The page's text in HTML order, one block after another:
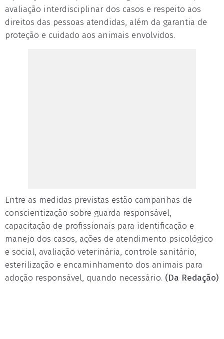
avaliação interdisciplinar dos casos e respeito aos
direitos das pessoas atendidas, além da garantia de
proteção e cuidado aos animais envolvidos.
Entre as medidas previstas estão campanhas de
conscientização sobre guarda responsável,
capacitação de profissionais para identificação e
manejo dos casos, ações de atendimento psicológico
e social, avaliação veterinária, controle sanitário,
esterilização e encaminhamento dos animais para
adoção responsável, quando necessário. (Da Redação)